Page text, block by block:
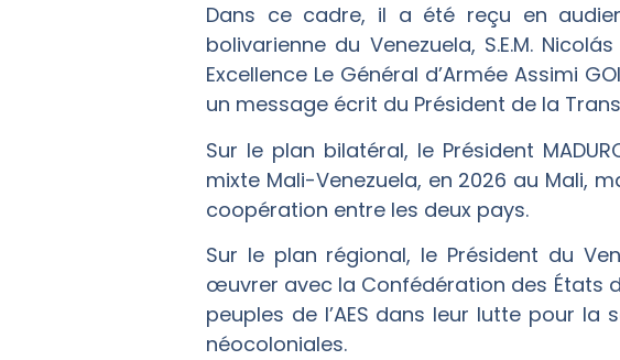
Dans ce cadre, il a été reçu en
bolivarienne du Venezuela, S.E.M.
Excellence Le Général d’Armée Assimi
un message écrit du Président de la
Sur le plan bilatéral, le Président
mixte Mali-Venezuela, en 2026 au Mali,
coopération entre les deux pays.
Sur le plan régional, le Président du
œuvrer avec la Confédération des États
peuples de l’AES dans leur lutte pour
néocoloniales.